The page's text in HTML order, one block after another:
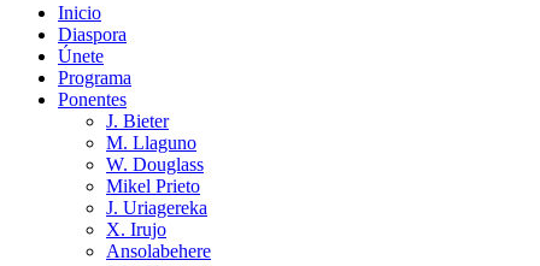
Inicio
Diaspora
Únete
Programa
Ponentes
J. Bieter
M. Llaguno
W. Douglass
Mikel Prieto
J. Uriagereka
X. Irujo
Ansolabehere